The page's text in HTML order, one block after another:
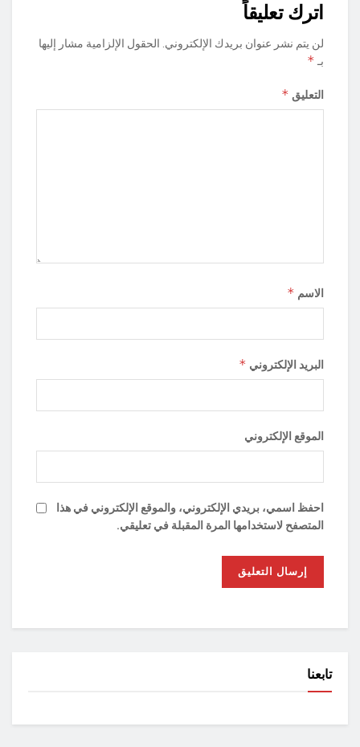
اترك تعليقاً
لن يتم نشر عنوان بريدك الإلكتروني. الحقول الإلزامية مشار إليها
بـ *
التعليق *
الاسم *
البريد الإلكتروني *
الموقع الإلكتروني
احفظ اسمي، بريدي الإلكتروني، والموقع الإلكتروني في هذا
المتصفح لاستخدامها المرة المقبلة في تعليقي.
تابعنا